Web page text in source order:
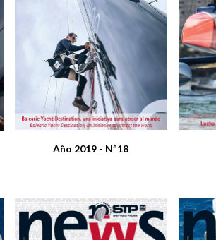
Año 2019 - Nº18